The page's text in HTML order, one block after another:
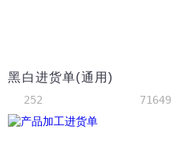
黑白进货单(通用)
252 71649